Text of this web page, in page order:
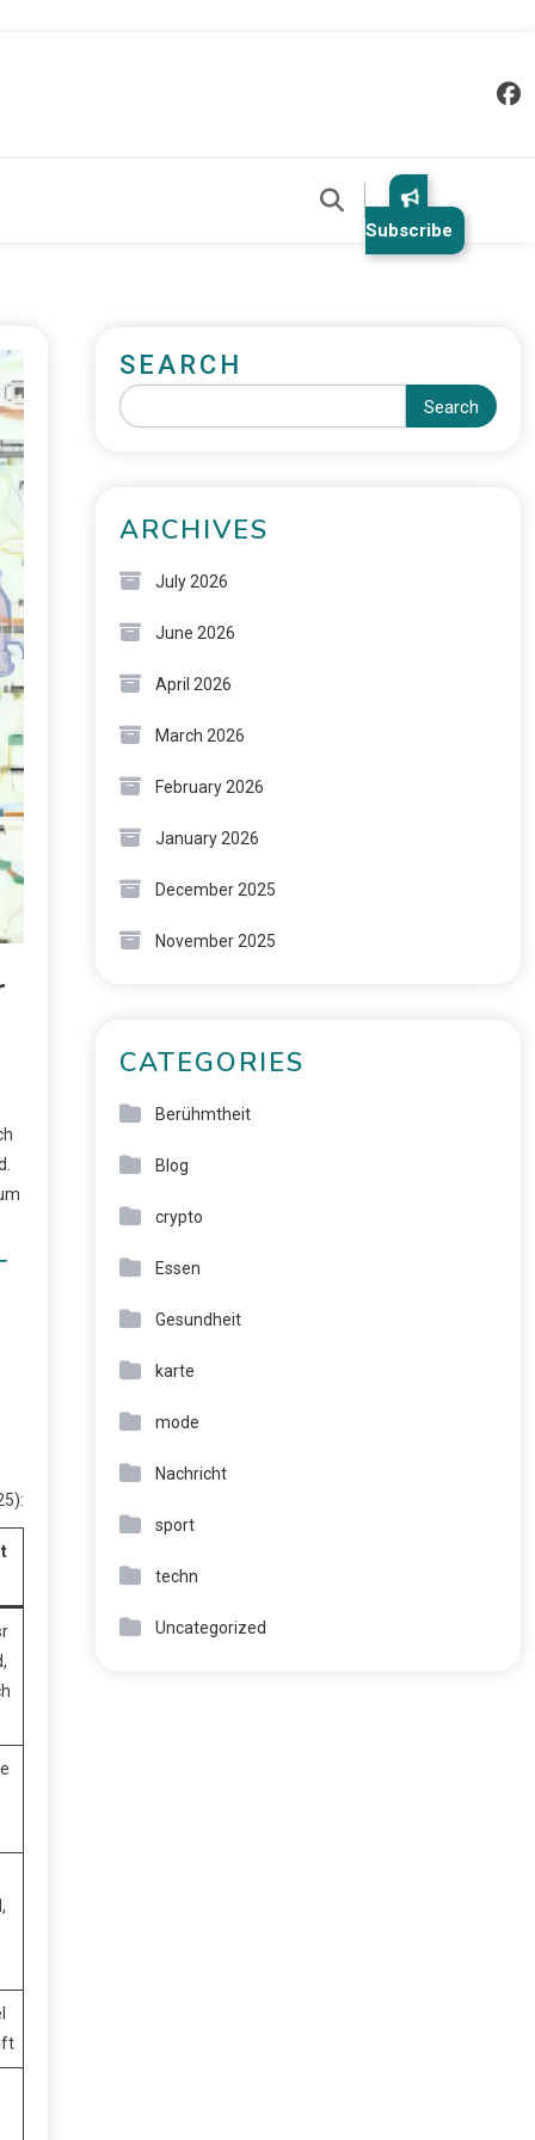
Subscribe
SEARCH
Search
ARCHIVES
July 2026
June 2026
April 2026
March 2026
February 2026
January 2026
December 2025
November 2025
CATEGORIES
Berühmtheit
Blog
crypto
Essen
Gesundheit
karte
mode
Nachricht
sport
techn
Uncategorized